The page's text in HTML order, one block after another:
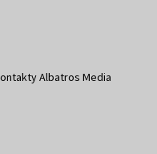
Albatros Media